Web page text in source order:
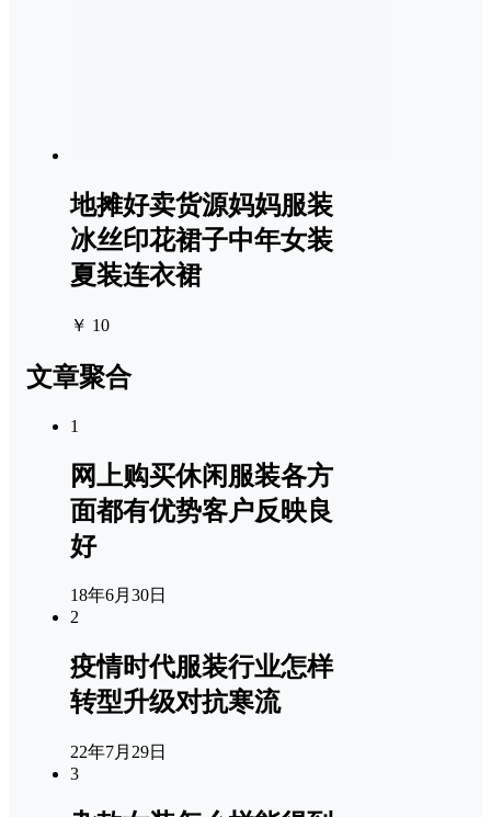
地摊好卖货源妈妈服装
冰丝印花裙子中年女装
夏装连衣裙
￥ 10
文章聚合
1
网上购买休闲服装各方
面都有优势客户反映良
好
18年6月30日
2
疫情时代服装行业怎样
转型升级对抗寒流
22年7月29日
3